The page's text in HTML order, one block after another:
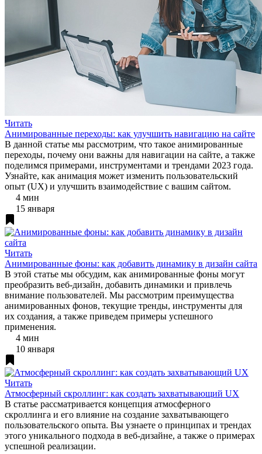
Читать
Анимированные переходы: как улучшить навигацию на сайте
В данной статье мы рассмотрим, что такое анимированные
переходы, почему они важны для навигации на сайте, а также
поделимся примерами, инструментами и трендами 2023 года.
Узнайте, как анимация может изменить пользовательский
опыт (UX) и улучшить взаимодействие с вашим сайтом.
4 мин
15 января
Читать
Анимированные фоны: как добавить динамику в дизайн сайта
В этой статье мы обсудим, как анимированные фоны могут
преобразить веб-дизайн, добавить динамики и привлечь
внимание пользователей. Мы рассмотрим преимущества
анимированных фонов, текущие тренды, инструменты для
их создания, а также приведем примеры успешного
применения.
4 мин
10 января
Читать
Атмосферный скроллинг: как создать захватывающий UX
В статье рассматривается концепция атмосферного
скроллинга и его влияние на создание захватывающего
пользовательского опыта. Вы узнаете о принципах и трендах
этого уникального подхода в веб-дизайне, а также о примерах
успешной реализации.